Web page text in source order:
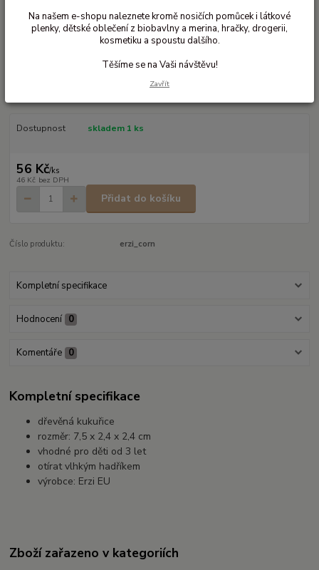
Ohodnotit produkt
celý popis
Dostupnost skladem 1 ks
56 Kč/ks
46 Kč bez DPH
Přidat do košíku
Číslo produktu: erzi_corn
Kompletní specifikace
Hodnocení 0
Komentáře 0
Kompletní specifikace
dřevěná kukuřice
rozměr: 7,5 x 2,4 x 2,4 cm
vhodné pro děti od 3 let
otírat vlhkým hadříkem
výrobce: Erzi EU
Zboží zařazeno v kategoriích
Na našem e-shopu naleznete kromě nosičích pomůcek i látkové
plenky, dětské oblečení z biobavlny a merina, hračky, drogerii,
kosmetiku a spoustu dalšího.
Těšíme se na Vaši návštěvu!
Zavřít